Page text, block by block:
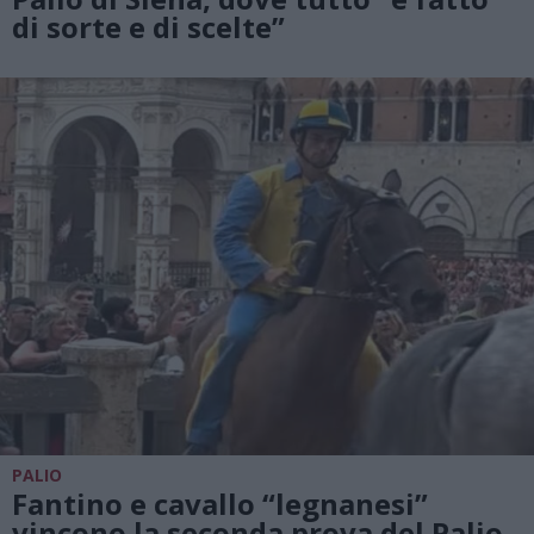
di sorte e di scelte”
PALIO
Fantino e cavallo “legnanesi”